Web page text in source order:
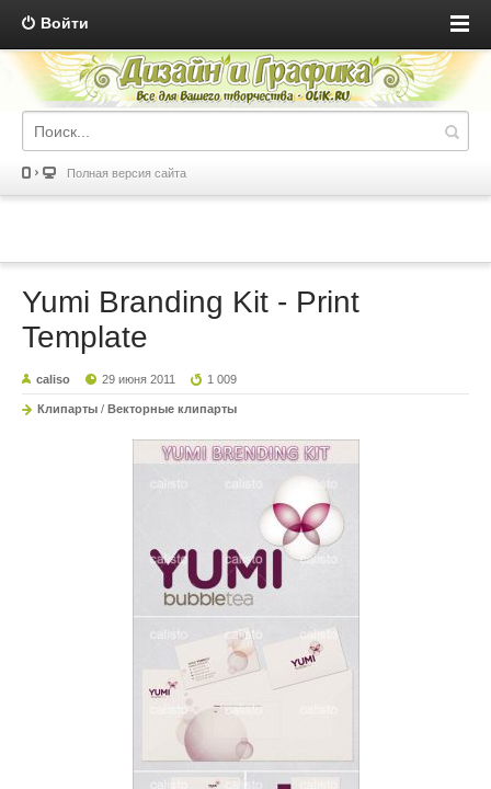
Войти
Полная версия сайта
Yumi Branding Kit - Print
Template
caliso 29 июня 2011 1 009
Клипарты / Векторные клипарты